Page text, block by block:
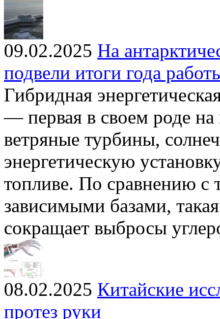
09.02.2025 На
подвели итоги года
Гибридная
— первая в своем роде на
ветряные турбины,
энергетическую
топливе. По сравнению с
зависимыми базами,
сокращает выбросы
08.02.2025 Китайские
протез руки